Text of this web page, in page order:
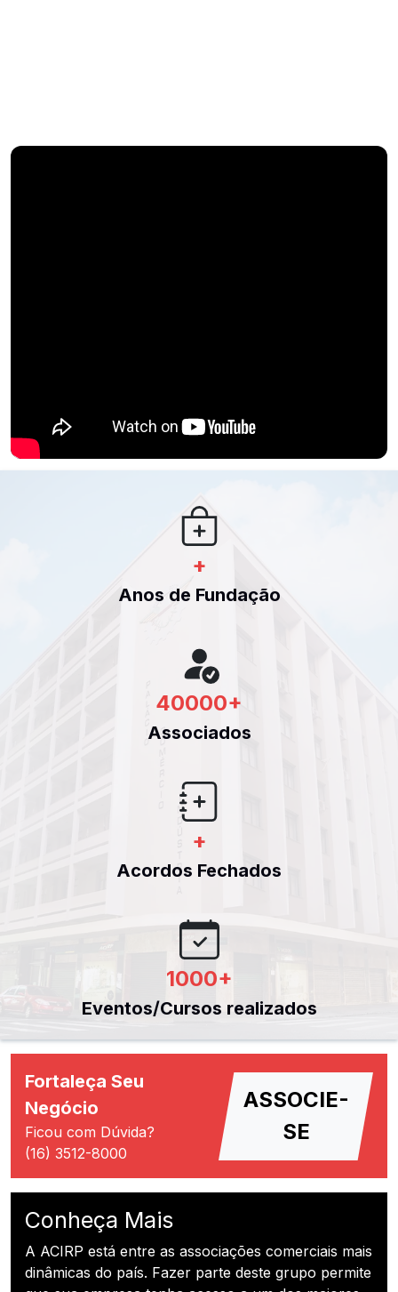
+
Anos de Fundação
40000+
Associados
+
Acordos Fechados
1000+
Eventos/Cursos realizados
Fortaleça Seu
Negócio
Ficou com Dúvida?
(16) 3512-8000
ASSOCIE-
SE
Conheça Mais
A ACIRP está entre as associações comerciais mais
dinâmicas do país. Fazer parte deste grupo permite